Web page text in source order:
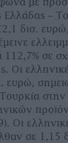
Ελλάδας –
δισ.
112,7% σε
Οι
ευρώ,
Οι
σε 1,15